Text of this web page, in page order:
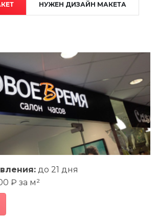
до 21 дня
₽ за м²
НУЖЕН ДИЗАЙН МАКЕТА